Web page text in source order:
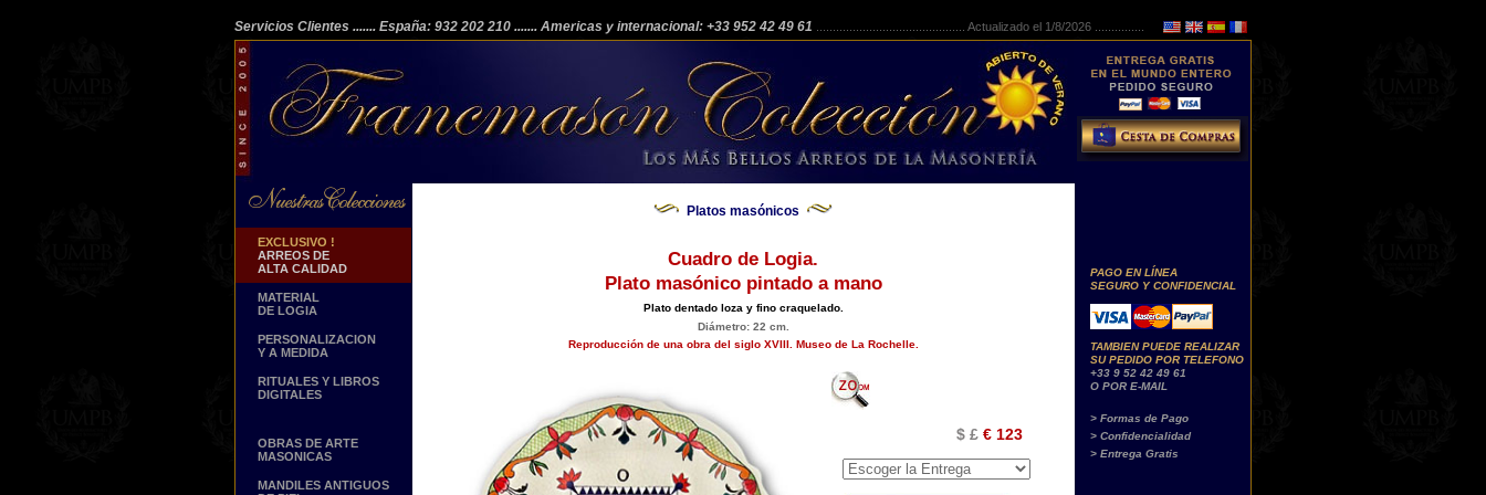
Servicios Clientes ....... España: 932 202 210 ....... Americas y internacional: +33 952 42 49 61 Actualizado el 1/8/2026 ...............
EXCLUSIVO !
ARREOS DE
ALTA CALIDAD
MATERIAL
DE LOGIA
PERSONALIZACION
Y A MEDIDA
RITUALES Y LIBROS
DIGITALES
OBRAS DE ARTE
MASONICAS
MANDILES ANTIGUOS
Platos masónicos
Cuadro de Logia.
Plato masónico pintado a mano
Plato dentado loza y fino craquelado.
Diámetro: 22 cm.
Reproducción de una obra del siglo XVIII. Museo de La Rochelle.
$ £ € 123
PAGO EN LÍNEA
SEGURO Y CONFIDENCIAL
TAMBIEN PUEDE REALIZAR
SU PEDIDO POR TELEFONO
+33 9 52 42 49 61
O POR E-MAIL
> Formas de Pago
> Confidencialidad
> Entrega Gratis